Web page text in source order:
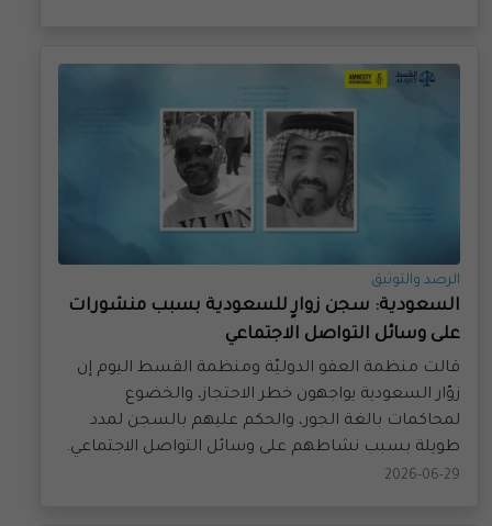
السعودية: سجن زوارٍ للسعودية بسبب منشورات
على وسائل التواصل الاجتماعي
قالت منظمة العفو الدوليّة ومنظمة القسط اليوم إن
زوّار السعودية يواجهون خطر الاحتجاز، والخضوع
لمحاكمات بالغة الجور، والحكم عليهم بالسجن لمدد
طويلة بسبب نشاطهم على وسائل التواصل الاجتماعي.
2026-06-29